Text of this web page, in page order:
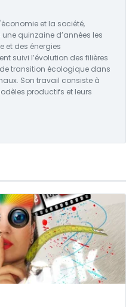
et la société,
quinzaine d’années les
et des énergies
suivi l’évolution des filières
transition écologique dans
Son travail consiste à
productifs et leurs